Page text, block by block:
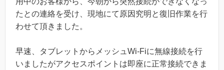
たとの連絡を受け、現地にて原因究明と復旧作業を行
わせて頂きました。
早速、タブレットからメッシュWi-Fiに無線接続を行
いましたがアクセスポイントは即座に正常接続できま